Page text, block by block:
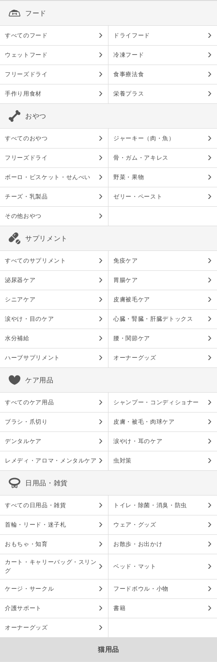
フード
すべてのフード ドライフード
ウェットフード 冷凍フード
フリーズドライ 食事療法食
手作り用食材 栄養プラス
おやつ
すべてのおやつ ジャーキー（肉・魚）
フリーズドライ 骨・ガム・アキレス
ボーロ・ビスケット・せんべい 野菜・果物
チーズ・乳製品 ゼリー・ペースト
その他おやつ
サプリメント
すべてのサプリメント 免疫ケア
泌尿器ケア 胃腸ケア
シニアケア 皮膚被毛ケア
涙やけ・目のケア 心臓・腎臓・肝臓デトックス
水分補給 腰・関節ケア
ハーブサプリメント オーナーグッズ
ケア用品
すべてのケア用品 シャンプー・コンディショナー
ブラシ・爪切り 皮膚・被毛・肉球ケア
デンタルケア 涙やけ・耳のケア
レメディ・アロマ・メンタルケア 虫対策
日用品・雑貨
すべての日用品・雑貨 トイレ・除菌・消臭・防虫
首輪・リード・迷子札 ウェア・グッズ
おもちゃ・知育 お散歩・お出かけ
カート・キャリーバッグ・スリン
グ
ベッド・マット
ケージ・サークル フードボウル・小物
介護サポート 書籍
オーナーグッズ
猫用品